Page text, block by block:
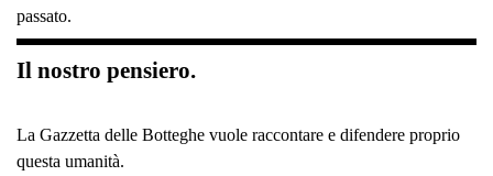
passato.
Il nostro pensiero.
La Gazzetta delle Botteghe vuole raccontare e difendere proprio
questa umanità.